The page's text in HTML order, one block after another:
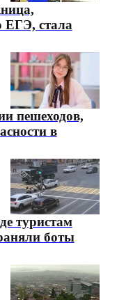
ЕГЭ, стала
пешеходов,
в
туристам
боты